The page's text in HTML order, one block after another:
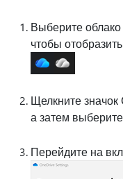
Выберите
чтобы
Щелкните
а затем выберите
Перейдите на